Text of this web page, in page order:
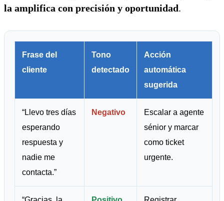
la amplifica con precisión y oportunidad.
Frase del
cliente
Tono
detectado
Acción
automática
sugerida
“Llevo tres días
esperando
respuesta y
nadie me
contacta.”
Negativo
Escalar a agente
sénior y marcar
como ticket
urgente.